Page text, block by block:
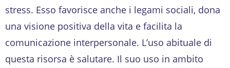
stress. Esso favorisce anche i legami sociali, dona
una visione positiva della vita e facilita la
comunicazione interpersonale. L’uso abituale di
questa risorsa è salutare. Il suo uso in ambito